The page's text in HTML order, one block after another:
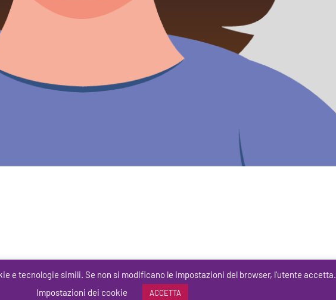
© 2018-2026Virtual Training Support Srl | All Rights Reserved |
e tecnologie simili. Se non si modificano le impostazioni del browser, l'utente accetta.
Impostazioni dei cookie
ACCETTA